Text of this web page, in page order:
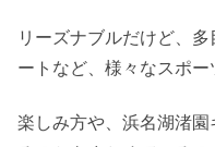
リーズナブルだけど、
ートなど、様々なスポー
楽しみ方や、浜名湖渚